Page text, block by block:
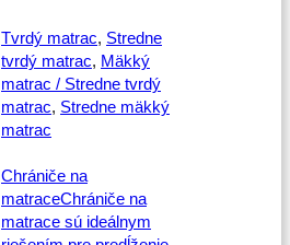
Tvrdý matrac, Stredne
tvrdý matrac, Mäkký
matrac / Stredne tvrdý
matrac, Stredne mäkký
matrac
Chrániče na
matraceChrániče na
matrace sú ideálnym